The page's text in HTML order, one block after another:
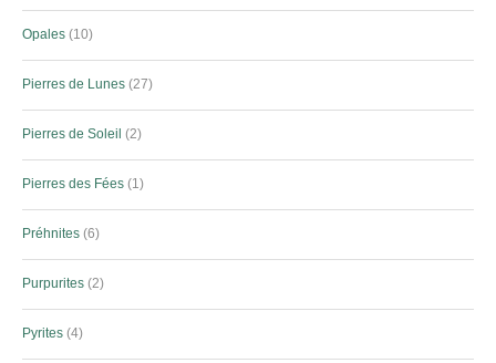
Opales 10
Pierres de Lunes 27
Pierres de Soleil 2
Pierres des Fées 1
Préhnites 6
Purpurites 2
Pyrites 4